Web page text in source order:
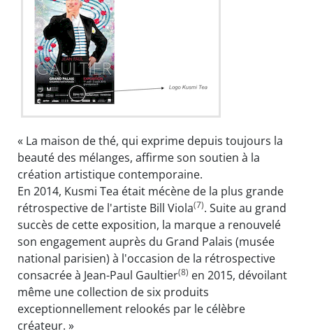
« La maison de thé, qui exprime depuis toujours la
beauté des mélanges, affirme son soutien à la
création artistique contemporaine.
En 2014, Kusmi Tea était mécène de la plus grande
rétrospective de l'artiste Bill Viola(7). Suite au grand
succès de cette exposition, la marque a renouvelé
son engagement auprès du Grand Palais (musée
national parisien) à l'occasion de la rétrospective
consacrée à Jean-Paul Gaultier(8) en 2015, dévoilant
même une collection de six produits
exceptionnellement relookés par le célèbre
créateur. »